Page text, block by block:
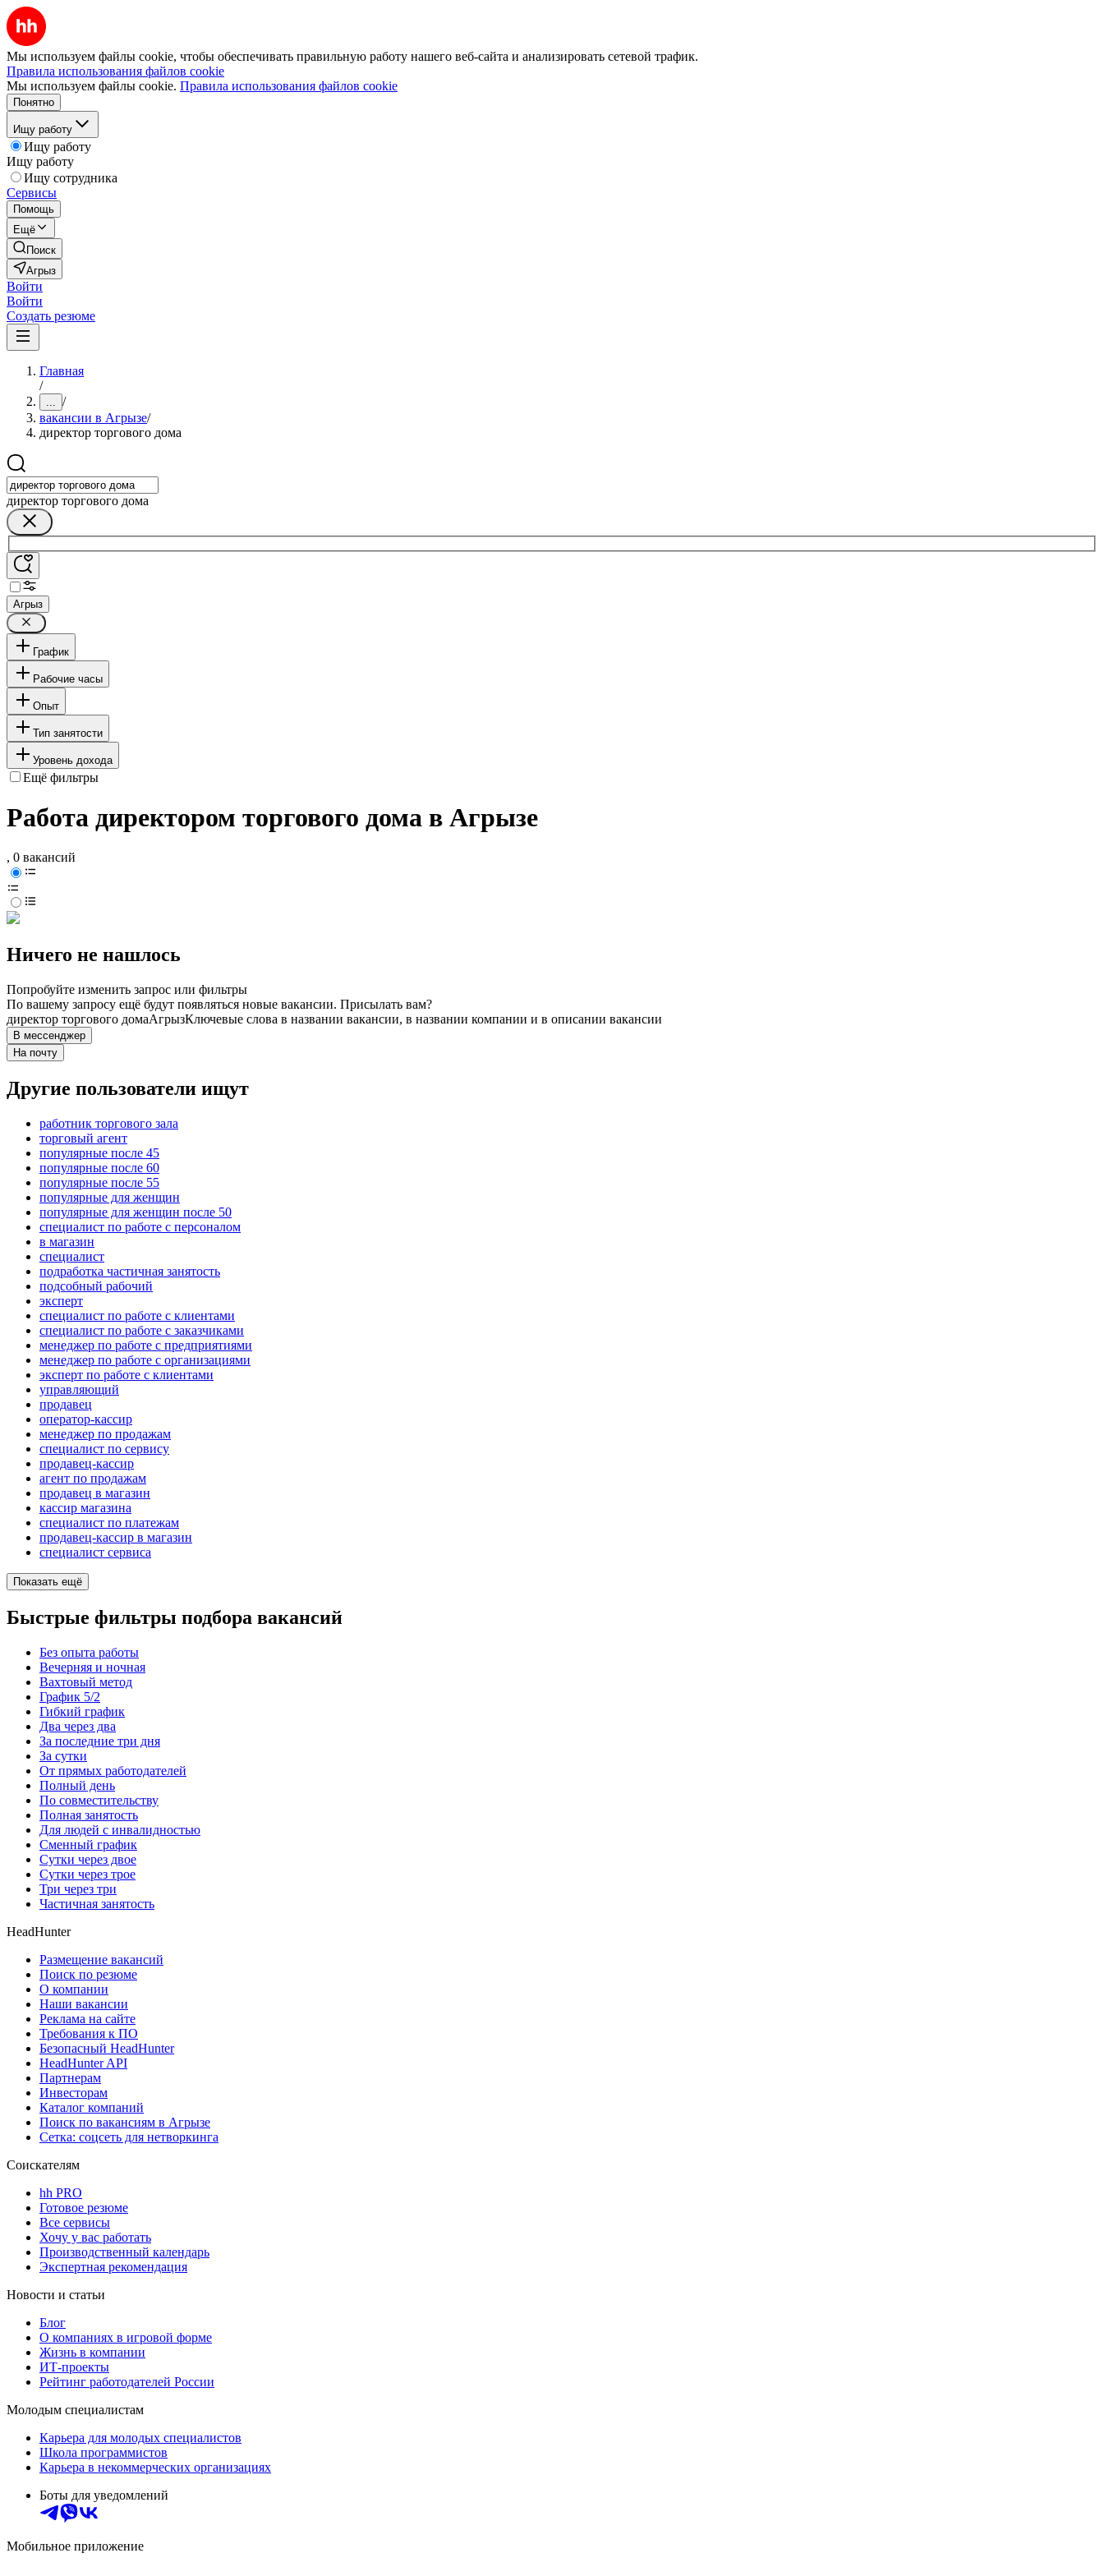
Мы используем файлы cookie, чтобы обеспечивать правильную работу нашего веб-сайта и анализировать сетевой трафик.
Правила использования файлов cookie
Мы используем файлы cookie. Правила использования файлов cookie
Понятно
Ищу работу
Ищу работу
Ищу работу
Ищу сотрудника
Сервисы
Помощь
Ещё
Поиск
Агрыз
Войти
Войти
Создать резюме
Главная
/
... /
вакансии в Агрызе/
директор торгового дома
директор торгового дома
Агрыз
График
Рабочие часы
Опыт
Тип занятости
Уровень дохода
Ещё фильтры
Работа директором торгового дома в Агрызе
, 0 вакансий
Ничего не нашлось
Попробуйте изменить запрос или фильтры
По вашему запросу ещё будут появляться новые вакансии. Присылать вам?
директор торгового домаАгрызКлючевые слова в названии вакансии, в названии компании и в описании вакансии
В мессенджер
На почту
Другие пользователи ищут
работник торгового зала
торговый агент
популярные после 45
популярные после 60
популярные после 55
популярные для женщин
популярные для женщин после 50
специалист по работе с персоналом
в магазин
специалист
подработка частичная занятость
подсобный рабочий
эксперт
специалист по работе с клиентами
специалист по работе с заказчиками
менеджер по работе с предприятиями
менеджер по работе с организациями
эксперт по работе с клиентами
управляющий
продавец
оператор-кассир
менеджер по продажам
специалист по сервису
продавец-кассир
агент по продажам
продавец в магазин
кассир магазина
специалист по платежам
продавец-кассир в магазин
специалист сервиса
Показать ещё
Быстрые фильтры подбора вакансий
Без опыта работы
Вечерняя и ночная
Вахтовый метод
График 5/2
Гибкий график
Два через два
За последние три дня
За сутки
От прямых работодателей
Полный день
По совместительству
Полная занятость
Для людей с инвалидностью
Сменный график
Сутки через двое
Сутки через трое
Три через три
Частичная занятость
HeadHunter
Размещение вакансий
Поиск по резюме
О компании
Наши вакансии
Реклама на сайте
Требования к ПО
Безопасный HeadHunter
HeadHunter API
Партнерам
Инвесторам
Каталог компаний
Поиск по вакансиям в Агрызе
Сетка: соцсеть для нетворкинга
Соискателям
hh PRO
Готовое резюме
Все сервисы
Хочу у вас работать
Производственный календарь
Экспертная рекомендация
Новости и статьи
Блог
О компаниях в игровой форме
Жизнь в компании
ИТ-проекты
Рейтинг работодателей России
Молодым специалистам
Карьера для молодых специалистов
Школа программистов
Карьера в некоммерческих организациях
Боты для уведомлений
Мобильное приложение